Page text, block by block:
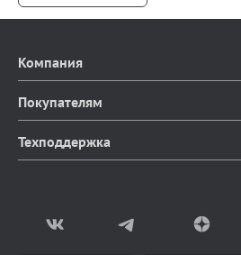
Компания
О компании
Блог
Покупателям
Каталог продуктов
Партнерство
Техподдержка